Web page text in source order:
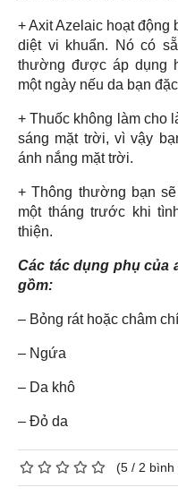
+ Axit Azelaic hoạt động
diệt vi khuẩn. Nó có
thường được áp dụng
một ngày nếu da bạn
+ Thuốc không làm cho
sáng mặt trời, vì vậy
ánh nắng mặt trời.
+ Thông thường bạn
một tháng trước khi
thiện.
Các tác dụng phụ của
gồm:
– Bỏng rát hoặc châm
– Ngứa
– Da khô
– Đỏ da
(5 / 2 bình